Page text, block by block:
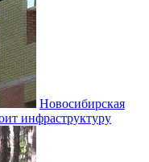
Новосибирская
инфраструктуру